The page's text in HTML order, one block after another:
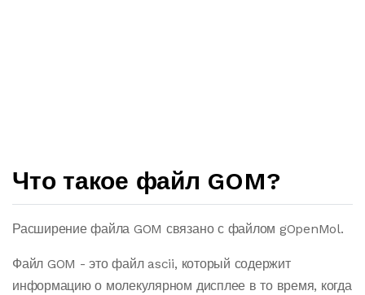
Что такое файл GOM?
Расширение файла GOM связано с файлом gOpenMol.
Файл GOM - это файл ascii, который содержит
информацию о молекулярном дисплее в то время, когда